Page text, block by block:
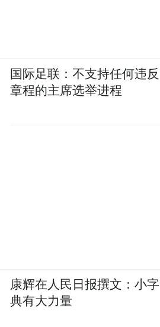
国际足联：不支持任何违反
章程的主席选举进程
康辉在人民日报撰文：小字
典有大力量